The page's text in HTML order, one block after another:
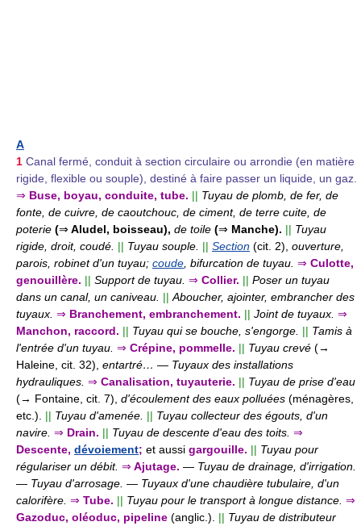
A
1 Canal fermé, conduit à section circulaire ou arrondie (en matière
rigide, flexible ou souple), destiné à faire passer un liquide, un gaz.
⇒ Buse, boyau, conduite, tube. || Tuyau de plomb, de fer, de
fonte, de cuivre, de caoutchouc, de ciment, de terre cuite, de
poterie (⇒ Aludel, boisseau), de toile (⇒ Manche). || Tuyau
rigide, droit, coudé. || Tuyau souple. || Section (cit. 2), ouverture,
parois, robinet d'un tuyau; coude , bifurcation de tuyau. ⇒ Culotte,
genouillère. || Support de tuyau. ⇒ Collier. || Poser un tuyau
dans un canal, un caniveau. || Aboucher, ajointer, embrancher des
tuyaux. ⇒ Branchement, embranchement. || Joint de tuyaux. ⇒
Manchon, raccord. || Tuyau qui se bouche, s'engorge. || Tamis à
l'entrée d'un tuyau. ⇒ Crépine, pommelle. || Tuyau crevé (→
Haleine, cit. 32), entartré… — Tuyaux des installations
hydrauliques. ⇒ Canalisation, tuyauterie. || Tuyau de prise d'eau
(→ Fontaine, cit. 7), d'écoulement des eaux polluées (ménagères,
etc.).
|| Tuyau d'amenée. || Tuyau collecteur des égouts, d'un
navire. ⇒ Drain. || Tuyau de descente d'eau des toits. ⇒
Descente, dévoiement; et aussi gargouille. || Tuyau pour
régulariser un débit. ⇒ Ajutage. — Tuyau de drainage, d'irrigation.
— Tuyau d'arrosage. — Tuyaux d'une chaudière tubulaire, d'un
calorifère. ⇒ Tube. || Tuyau pour le transport à longue distance. ⇒
Gazoduc, oléoduc, pipeline (anglic.). || Tuyau de distributeur